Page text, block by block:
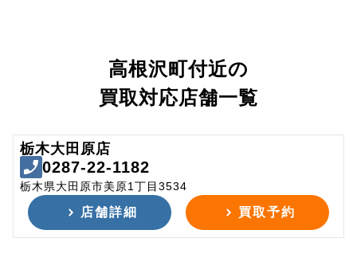
高根沢町付近の
買取対応店舗一覧
栃木大田原店
0287-22-1182
栃木県大田原市美原1丁目3534
店舗詳細 買取予約